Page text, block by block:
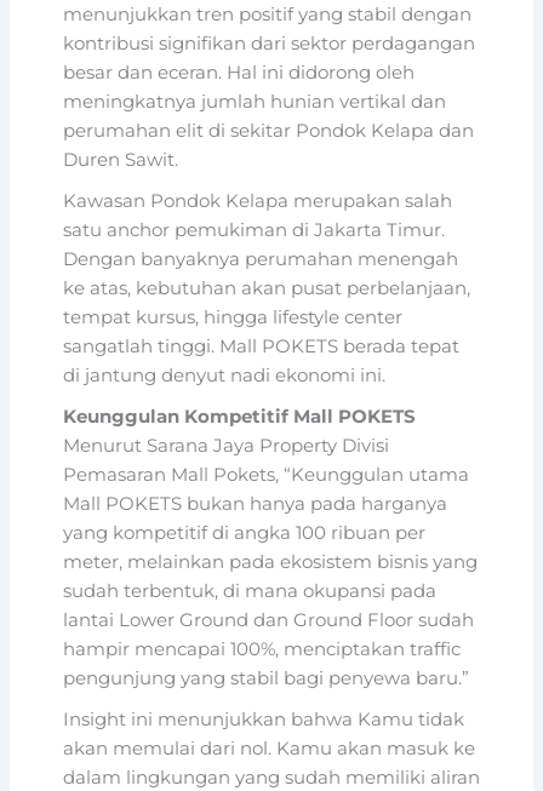
menunjukkan tren positif yang stabil dengan
kontribusi signifikan dari sektor perdagangan
besar dan eceran. Hal ini didorong oleh
meningkatnya jumlah hunian vertikal dan
perumahan elit di sekitar Pondok Kelapa dan
Duren Sawit.
Kawasan Pondok Kelapa merupakan salah
satu anchor pemukiman di Jakarta Timur.
Dengan banyaknya perumahan menengah
ke atas, kebutuhan akan pusat perbelanjaan,
tempat kursus, hingga lifestyle center
sangatlah tinggi. Mall POKETS berada tepat
di jantung denyut nadi ekonomi ini.
Keunggulan Kompetitif Mall POKETS
Menurut Sarana Jaya Property Divisi
Pemasaran Mall Pokets, “Keunggulan utama
Mall POKETS bukan hanya pada harganya
yang kompetitif di angka 100 ribuan per
meter, melainkan pada ekosistem bisnis yang
sudah terbentuk, di mana okupansi pada
lantai Lower Ground dan Ground Floor sudah
hampir mencapai 100%, menciptakan traffic
pengunjung yang stabil bagi penyewa baru.”
Insight ini menunjukkan bahwa Kamu tidak
akan memulai dari nol. Kamu akan masuk ke
dalam lingkungan yang sudah memiliki aliran